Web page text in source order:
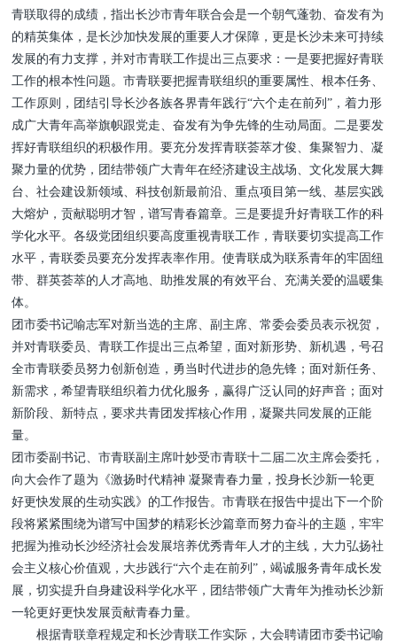
青联取得的成绩，指出长沙市青年联合会是一个朝气蓬勃、奋发有为
的精英集体，是长沙加快发展的重要人才保障，更是长沙未来可持续
发展的有力支撑，并对市青联工作提出三点要求：一是要把握好青联
工作的根本性问题。市青联要把握青联组织的重要属性、根本任务、
工作原则，团结引导长沙各族各界青年践行“六个走在前列”，着力形
成广大青年高举旗帜跟党走、奋发有为争先锋的生动局面。二是要发
挥好青联组织的积极作用。要充分发挥青联荟萃才俊、集聚智力、凝
聚力量的优势，团结带领广大青年在经济建设主战场、文化发展大舞
台、社会建设新领域、科技创新最前沿、重点项目第一线、基层实践
大熔炉，贡献聪明才智，谱写青春篇章。三是要提升好青联工作的科
学化水平。各级党团组织要高度重视青联工作，青联要切实提高工作
水平，青联委员要充分发挥表率作用。使青联成为联系青年的牢固纽
带、群英荟萃的人才高地、助推发展的有效平台、充满关爱的温暖集
体。
团市委书记喻志军对新当选的主席、副主席、常委会委员表示祝贺，
并对青联委员、青联工作提出三点希望，面对新形势、新机遇，号召
全市青联委员努力创新创造，勇当时代进步的急先锋；面对新任务、
新需求，希望青联组织着力优化服务，赢得广泛认同的好声音；面对
新阶段、新特点，要求共青团发挥核心作用，凝聚共同发展的正能
量。
团市委副书记、市青联副主席叶妙受市青联十二届二次主席会委托，
向大会作了题为《激扬时代精神 凝聚青春力量，投身长沙新一轮更
好更快发展的生动实践》的工作报告。市青联在报告中提出下一个阶
段将紧紧围绕为谱写中国梦的精彩长沙篇章而努力奋斗的主题，牢牢
把握为推动长沙经济社会发展培养优秀青年人才的主线，大力弘扬社
会主义核心价值观，大步践行“六个走在前列”，竭诚服务青年成长发
展，切实提升自身建设科学化水平，团结带领广大青年为推动长沙新
一轮更好更快发展贡献青春力量。
根据青联章程规定和长沙青联工作实际，大会聘请团市委书记喻